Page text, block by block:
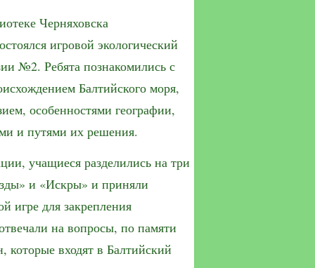
Черняховска
игровой экологический
№2. Ребята познакомились с
Балтийского моря,
особенностями географии,
и путями их решения.
учащиеся разделились на три
и «Искры» и приняли
игре для закрепления
на вопросы, по памяти
которые входят в Балтийский